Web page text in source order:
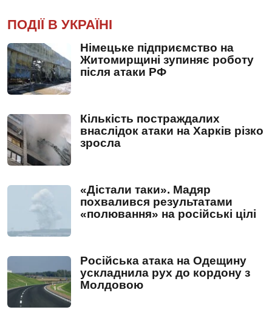
ПОДІЇ В УКРАЇНІ
Німецьке підприємство на
Житомирщині зупиняє роботу
після атаки РФ
Кількість постраждалих
внаслідок атаки на Харків різко
зросла
«Дістали таки». Мадяр
похвалився результатами
«полювання» на російські цілі
Російська атака на Одещину
ускладнила рух до кордону з
Молдовою